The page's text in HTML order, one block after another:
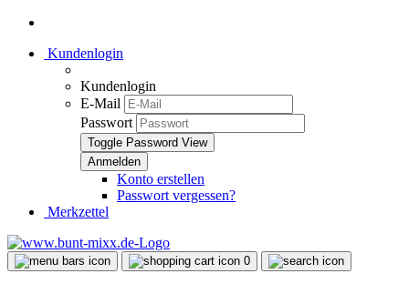
Kundenlogin
Kundenlogin
E-Mail
Passwort
Toggle Password View
Konto erstellen
Passwort vergessen?
Merkzettel
0